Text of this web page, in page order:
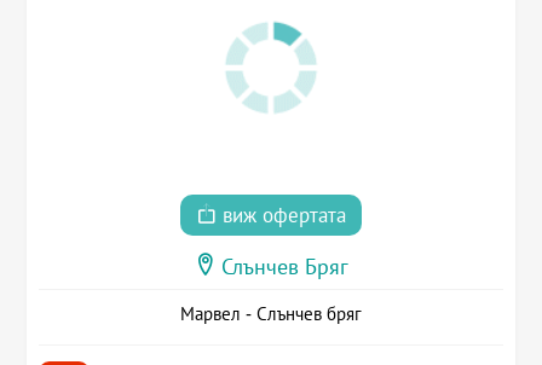
виж офертата
Слънчев Бряг
Марвел - Слънчев бряг